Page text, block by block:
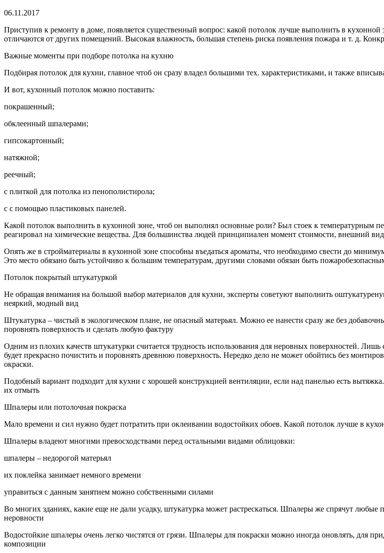
06.11.2017
Приступив к ремонту в доме, появляется существенный вопрос: какой потолок лучше выполнить в кухонной
отличаются от других помещений. Высокая влажность, большая степень риска появления пожара и т. д.
Важные моменты при подборе потолка на кухню
Подбирая потолок для кухни, главное чтоб он сразу владел большими тех. характеристиками, и также
И вот, кухонный потолок можно поставить:
покрашенный;
обклеенный шпалерами;
гипсокартонный;
натяжной;
реечный;
с плиткой для потолка из пенополистирола;
с с помощью пластиковых панелей.
Какой потолок выполнить в кухонной зоне, чтоб он выполнял основные роли? Был стоек к температурным
реагировал на химические вещества. Для большинства людей принципиален момент стоимости, внешний вид
Опять же в стройматериалы в кухонной зоне способны въедаться ароматы, что необходимо свести до
Это место обязано быть устойчиво к большим температурам, другими словами обязан быть
Потолок покрытый штукатуркой
Не обращая внимания на большой выбор материалов для кухни, эксперты советуют выполнить
неяркий, модный вид
Штукатурка – чистый в экологическом плане, не опасный матерьял. Можно ее нанести сразу же без
поровнять поверхность и сделать любую фактуру
Одним из плохих качеств штукатурки считается трудность использования для неровных поверхностей.
будет прекрасно почистить и поровнять древнюю поверхность. Нередко дело не может обойтись без
окраски.
Подобный вариант подходит для кухни с хорошей конструкцией вентиляции, если над панелью есть
их отмыть
Шпалеры или потолочная покраска
Мало времени и сил нужно будет потратить при оклеивании водостойких обоев. Какой потолок лучше в
Шпалеры владеют многими превосходствами перед остальными видами облицовки:
шпалеры – недорогой матерьял
их поклейка занимает немного времени
управиться с данным занятием можно собственными силами
Во многих зданиях, какие еще не дали усадку, штукатурка может растрескаться. Шпалеры же спрячут любые
неровности
Водостойкие шпалеры очень легко чистятся от грязи. Шпалеры для покраски можно иногда оновлять, для
композиции